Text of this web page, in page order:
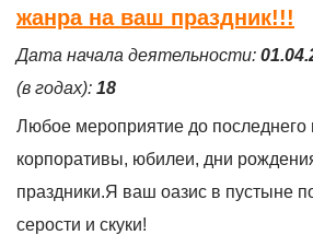
жанра на ваш праздник!!!
Дата начала деятельности:
(в годах): 18
Любое мероприятие до последнего
корпоративы, юбилеи, дни
праздники.Я ваш оазис в пустыне
серости и скуки!